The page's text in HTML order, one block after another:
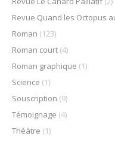
Revue Quand les Octopus
Roman (123)
Roman court (4)
Roman graphique (1)
Science (1)
Souscription (9)
Témoignage (4)
Théàtre (1)